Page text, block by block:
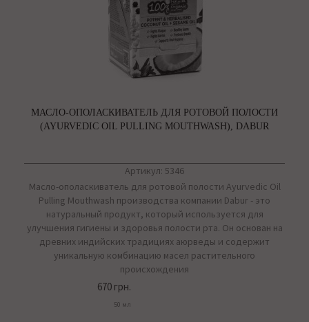
МАСЛО-ОПОЛАСКИВАТЕЛЬ ДЛЯ РОТОВОЙ ПОЛОСТИ
(AYURVEDIC OIL PULLING MOUTHWASH), DABUR
Артикул: 5346
Масло-ополаскиватель для ротовой полости Ayurvedic Oil
Pulling Mouthwash производства компании Dabur - это
натуральный продукт, который используется для
улучшения гигиены и здоровья полости рта. Он основан на
древних индийских традициях аюрведы и содержит
уникальную комбинацию масел растительного
происхождения
670 грн.
50 мл